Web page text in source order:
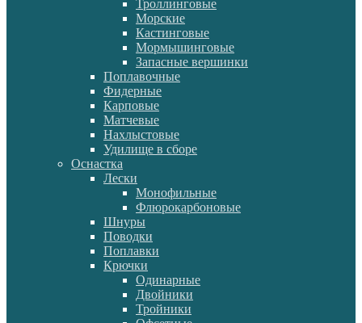
Троллинговые
Морские
Кастинговые
Мормышинговые
Запасные вершинки
Поплавочные
Фидерные
Карповые
Матчевые
Нахлыстовые
Удилище в сборе
Оснастка
Лески
Монофильные
Флюрокарбоновые
Шнуры
Поводки
Поплавки
Крючки
Одинарные
Двойники
Тройники